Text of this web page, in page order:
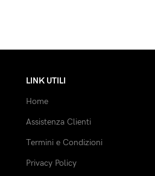
LINK UTILI
Home
Assistenza Clienti
Termini e Condizioni
Privacy Policy